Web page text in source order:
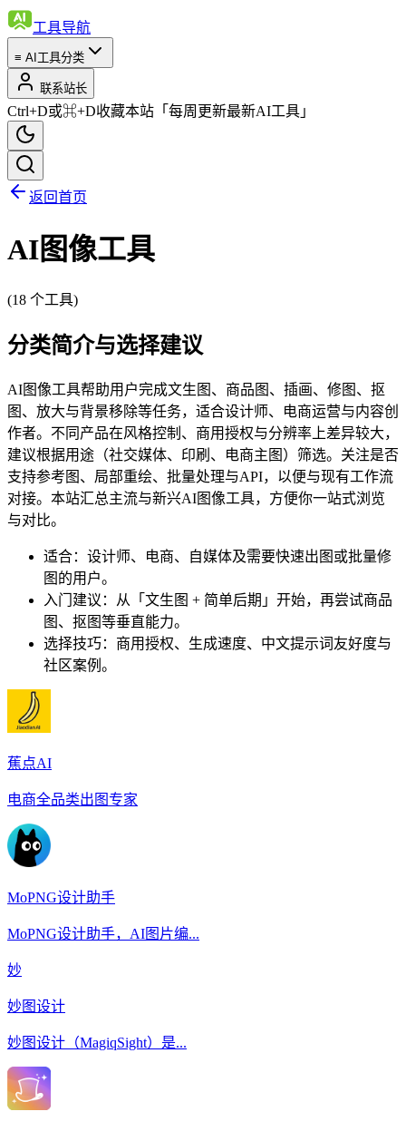
工具导航
≡ AI工具分类
联系站长
Ctrl+D或⌘+D收藏本站 「每周更新最新AI工具」
返回首页
AI图像工具
(18 个工具)
分类简介与选择建议
AI图像工具帮助用户完成文生图、商品图、插画、修图、抠
图、放大与背景移除等任务，适合设计师、电商运营与内容创
作者。不同产品在风格控制、商用授权与分辨率上差异较大，
建议根据用途（社交媒体、印刷、电商主图）筛选。关注是否
支持参考图、局部重绘、批量处理与API，以便与现有工作流
对接。本站汇总主流与新兴AI图像工具，方便你一站式浏览
与对比。
适合：设计师、电商、自媒体及需要快速出图或批量修
图的用户。
入门建议：从「文生图 + 简单后期」开始，再尝试商品
图、抠图等垂直能力。
选择技巧：商用授权、生成速度、中文提示词友好度与
社区案例。
蕉点AI
电商全品类出图专家
MoPNG设计助手
MoPNG设计助手，AI图片编...
妙
妙图设计
妙图设计（MagiqSight）是...